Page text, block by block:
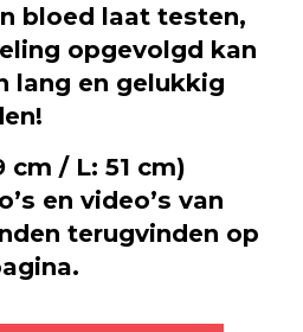
bloed laat testen,
opgevolgd kan
lang en gelukkig
cm / L: 51 cm)
en video’s van
terugvinden op